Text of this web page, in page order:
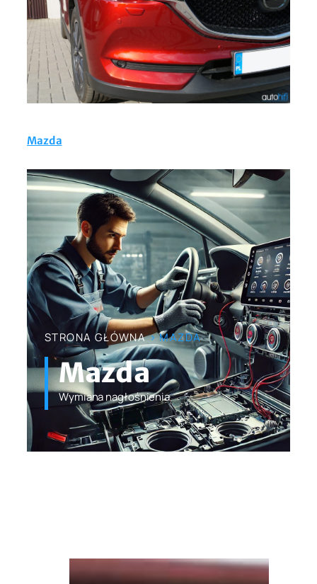
Mazda
STRONA GŁÓWNA> MAZDA
Mazda
Wymiana nagłośnienia